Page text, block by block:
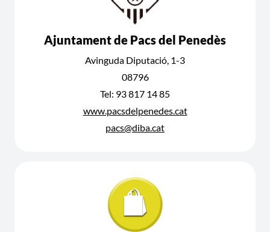
Ajuntament de Pacs del Penedès
Avinguda Diputació, 1-3
08796
Tel: 93 817 14 85
www.pacsdelpenedes.cat
pacs@diba.cat